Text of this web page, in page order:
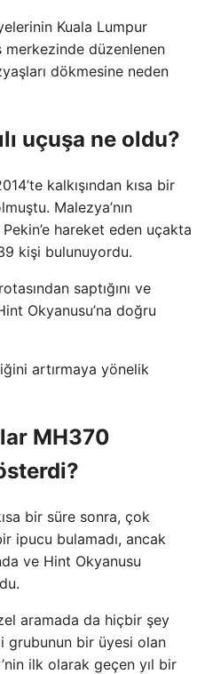
Kuala Lumpur
merkezinde düzenlenen
dökmesine neden
uçuşa ne oldu?
kalkışından kısa bir
Malezya’nın
hareket eden uçakta
kişi bulunuyordu.
saptığını ve
Okyanusu’na doğru
artırmaya yönelik
MH370
bir süre sonra, çok
ipucu bulamadı, ancak
ve Hint Okyanusu
aramada da hiçbir şey
grubunun bir üyesi olan
ilk olarak geçen yıl bir